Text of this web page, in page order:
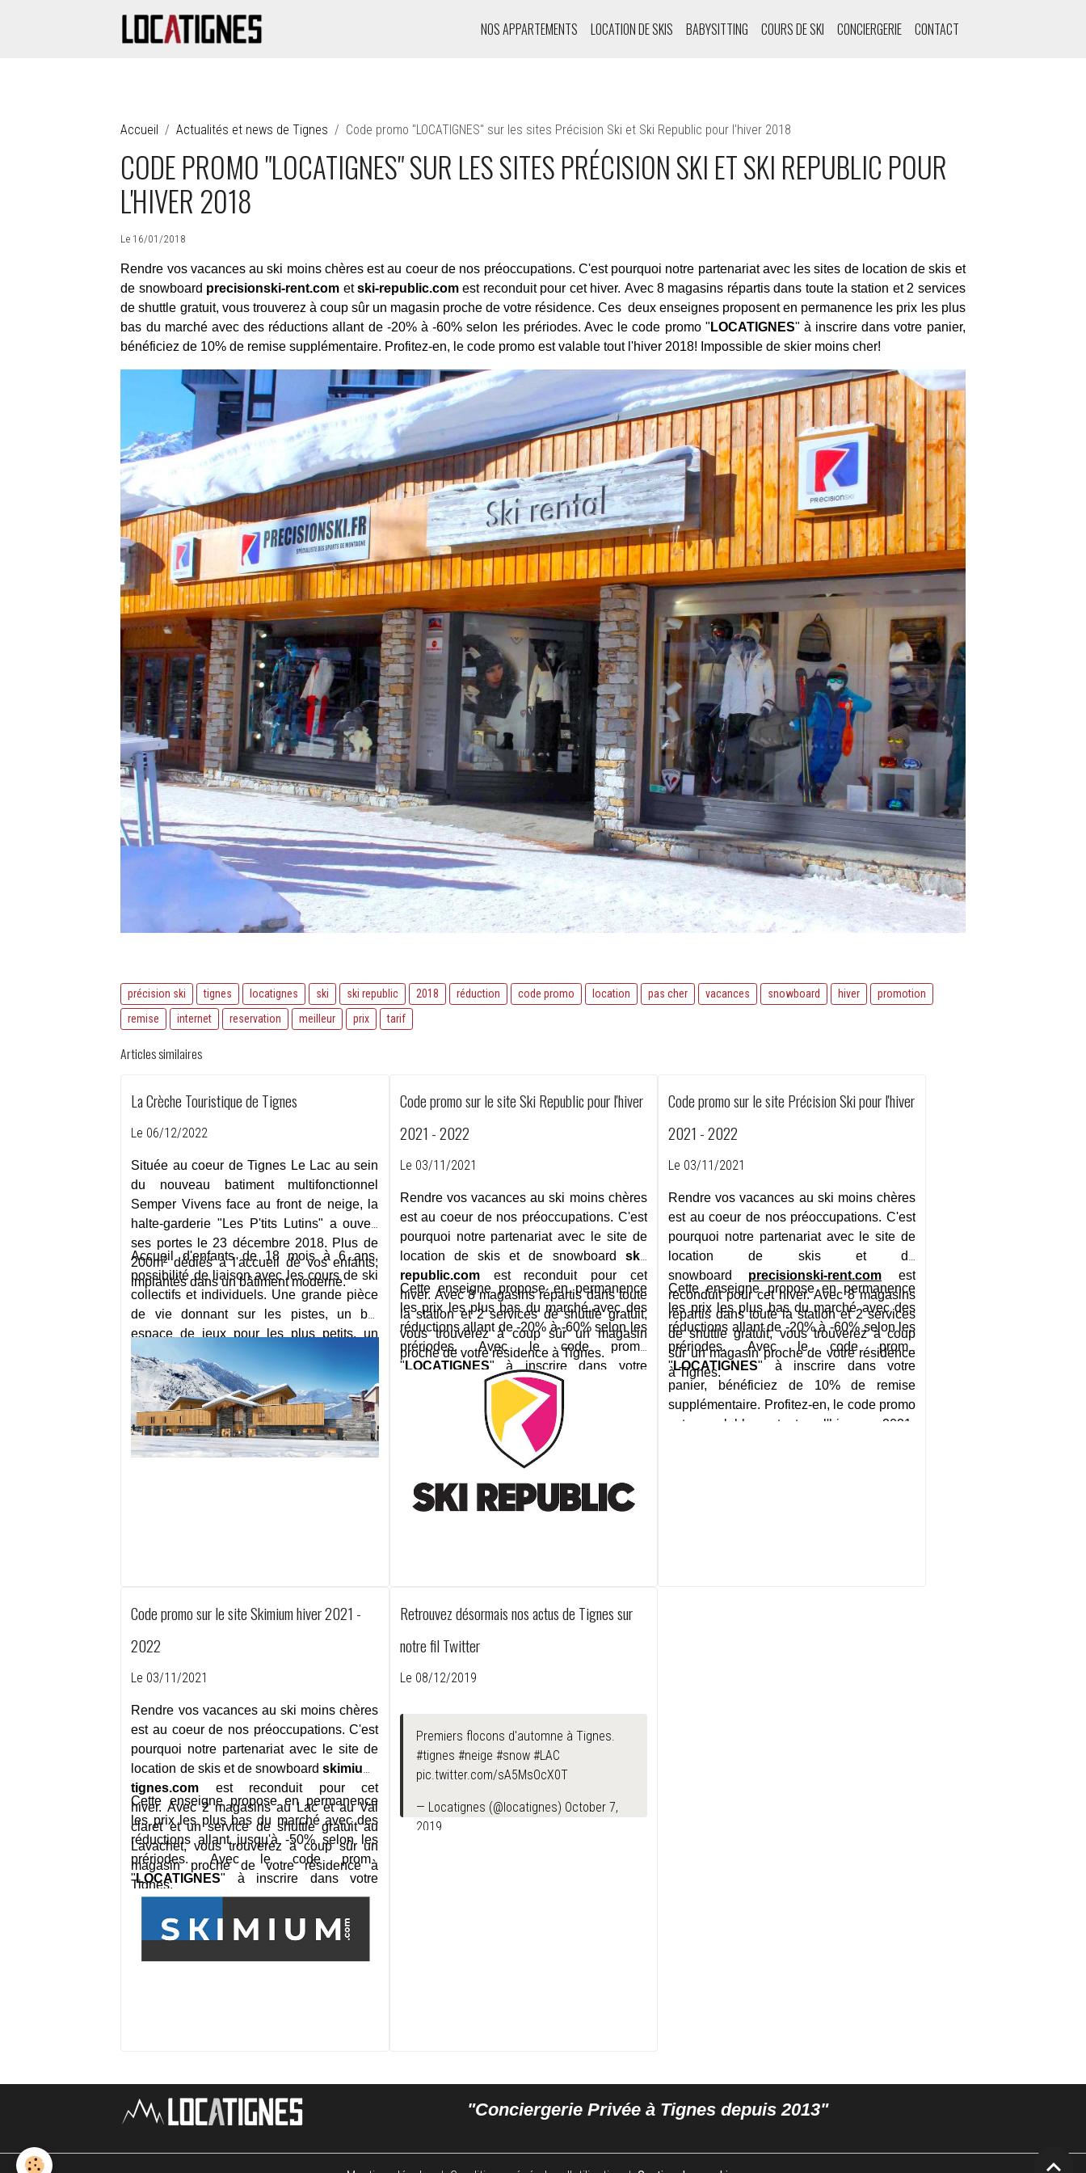
NOS APPARTEMENTS LOCATION DE SKIS BABYSITTING COURS DE SKI CONCIERGERIE CONTACT
Accueil Actualités et news de Tignes Code promo "LOCATIGNES" sur les sites Précision Ski et Ski Republic pour l'hiver 2018
CODE PROMO "LOCATIGNES" SUR LES SITES PRÉCISION SKI ET SKI REPUBLIC POUR
L'HIVER 2018
Le 16/01/2018
Rendre vos vacances au ski moins chères est au coeur de nos préoccupations. C'est pourquoi notre partenariat avec les sites de location de skis et
de snowboard precisionski-rent.com etski-republic.com est reconduit pour cet hiver. Avec 8 magasins répartis dans toute la station et 2 services
de shuttle gratuit, vous trouverez à coup sûr un magasin proche de votre résidence. Ces deux enseignes proposent en permanence les prix les plus
bas du marché avec des réductions allant de -20% à -60% selon les prériodes. Avec le code promo " LOCATIGNES" à inscrire dans votre panier,
bénéficiez de 10% de remise supplémentaire. Profitez-en, le code promo est valable tout l'hiver 2018! Impossible de skier moins cher!
précision ski tignes locatignes ski ski republic 2018 réduction code promo location pas cher vacances snowboard hiver
promotion
remise
internet reservation meilleur prix tarif
Articles similaires
La Crèche Touristique de Tignes
Le 06/12/2022
Située au coeur de Tignes Le Lac au sein
du nouveau batiment multifonctionnel
Semper Vivensface au front de neige, la
halte-garderie "Les P'tits Lutins" a ouvert
ses portes le 23 décembre 2018. Plus de
200m² dédiés à l'accueil de vos enfants,
implantés dans un bâtiment moderne.
Accueil d'enfants de 18 mois à 6 ans,
possibilité de liaison avec les cours de ski
collectifs et individuels. Une grande pièce
de vie donnant sur les pistes, un bel
espace de jeux pour les plus petits, un
cocktail d'activités pour les plus
grands!Cette nouvelle structure répond
à un réel besoin des vacanciers de la
station de Tignes.
Code promo sur le site Ski Republic pour l'hiver
2021 - 2022
Le 03/11/2021
Rendre vos vacances au ski moins chères
est au coeur de nos préoccupations. C'est
pourquoi notre partenariat avec le site de
location de skis et de snowboard ski-
republic.comest reconduit pour cet
hiver. Avec 8 magasins répartis dans toute
la station et 2 services de shuttle gratuit,
vous trouverez à coup sûr un magasin
proche de votre résidence à Tignes.
Cette enseigne propose en permanence
les prix les plus bas du marché avec des
réductions allant de -20% à -60% selon les
prériodes. Avec le code promo
" LOCATIGNES" à inscrire dans votre
panier, bénéficiez de 10% de remise
supplémentaire. Profitez-en, le code promo
est valable tout l'hiver 2021-
2022! Impossible de skier moins cher!
Code promo sur le site Précision Ski pour l'hiver
2021 - 2022
Le 03/11/2021
Rendre vos vacances au ski moins chères
est au coeur de nos préoccupations. C'est
pourquoi notre partenariat avec le site de
location de skis et de
snowboard precisionski-rent.com est
reconduit pour cet hiver. Avec 8 magasins
répartis dans toute la station et 2 services
de shuttle gratuit, vous trouverez à coup
sûr un magasin proche de votre résidence
à Tignes.
Cette enseigne propose en permanence
les prix les plus bas du marché avec des
réductions allant de -20% à -60% selon les
prériodes. Avec le code promo
"LOCATIGNES" à inscrire dans votre
panier, bénéficiez de 10% de remise
supplémentaire. Profitez-en, le code promo
est valable tout l'hiver 2021-
Code promo sur le site Skimium hiver 2021 -
2022
Le 03/11/2021
Rendre vos vacances au ski moins chères
est au coeur de nos préoccupations. C'est
pourquoi notre partenariat avec le site de
location de skis et de snowboardskimium-
tignes.com est reconduit pour cet
hiver. Avec 2 magasins au Lac et au Val
claret et un service de shuttle gratuit au
Lavachet, vous trouverez à coup sûr un
magasin proche de votre résidence à
Tignes.
Cette enseigne propose en permanence
les prix les plus bas du marché avec des
réductions allant jusqu'à -50% selon les
prériodes. Avec le code promo
"LOCATIGNES" à inscrire dans votre
panier, bénéficiez de 10% de remise
supplémentaire. Profitez-en, le code promo
est valable tout l'hiver 2021-
Retrouvez désormais nos actus de Tignes sur
notre fil Twitter
Le 08/12/2019
Premiers flocons d'automne à Tignes.
#tignes #neige #snow #LAC
pic.twitter.com/sA5MsOcX0T
— Locatignes (@locatignes) October 7,
2019
"Conciergerie Privée à Tignes depuis 2013"